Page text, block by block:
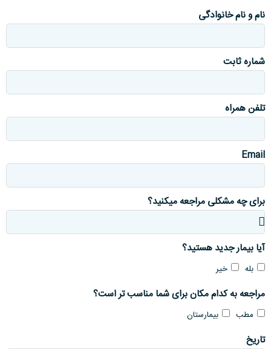
نام و نام خانوادگی
شماره ثابت
تلفن همراه
Email
برای چه مشکلی مراجعه میکنید؟
آیا بیمار جدید هستید؟
بله خیر
مراجعه به کدام مکان برای شما مناسب تر است؟
مطب بیمارستان
تاریخ